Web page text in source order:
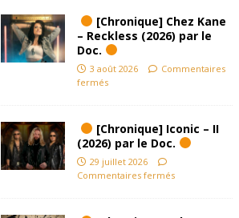
[Chronique] Chez Kane
– Reckless (2026) par le
Doc.
3 août 2026
Commentaires
fermés
[Chronique] Iconic – II
(2026) par le Doc.
29 juillet 2026
Commentaires fermés